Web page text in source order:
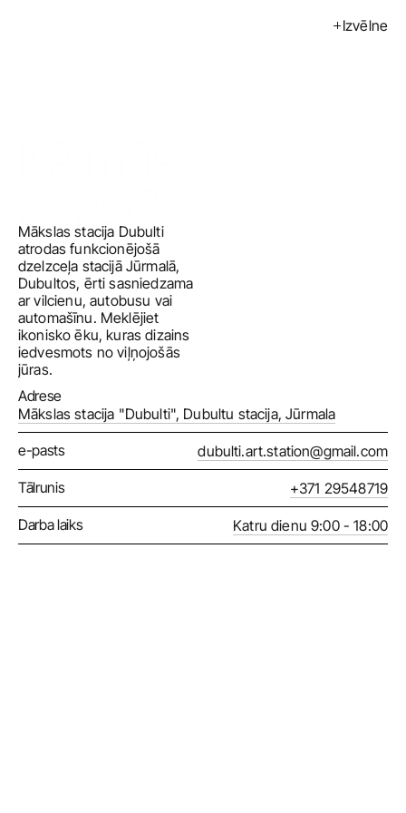
Izvēlne
Pirkt
Par mums
Kontakti
ENG
Mākslas stacija Dubulti
atrodas funkcionējošā
dzelzceļa stacijā Jūrmalā,
Dubultos, ērti sasniedzama
ar vilcienu, autobusu vai
automašīnu. Meklējiet
ikonisko ēku, kuras dizains
iedvesmots no viļņojošās
jūras.
Adrese
Mākslas stacija "Dubulti", Dubultu stacija, Jūrmala
e-pasts
dubulti.art.station@gmail.com
Tālrunis
+371 29548719
Darba laiks
Katru dienu 9:00 - 18:00